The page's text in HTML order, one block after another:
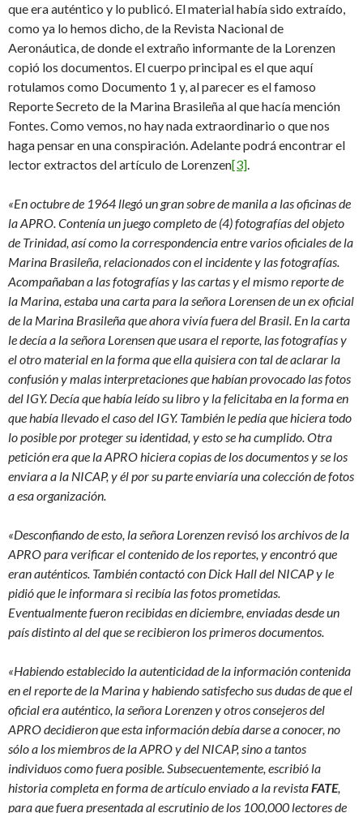
que era auténtico y lo publicó. El material había sido extraído,
como ya lo hemos dicho, de la Revista Nacional de
Aeronáutica, de donde el extraño informante de la Lorenzen
copió los documentos. El cuerpo principal es el que aquí
rotulamos como Documento 1 y, al parecer es el famoso
Reporte Secreto de la Marina Brasileña al que hacía mención
Fontes. Como vemos, no hay nada extraordinario o que nos
haga pensar en una conspiración. Adelante podrá encontrar el
lector extractos del artículo de Lorenzen[3].
«En octubre de 1964 llegó un gran sobre de manila a las oficinas de
la APRO. Contenía un juego completo de (4) fotografías del objeto
de Trinidad, así como la correspondencia entre varios oficiales de la
Marina Brasileña, relacionados con el incidente y las fotografías.
Acompañaban a las fotografías y las cartas y el mismo reporte de
la Marina, estaba una carta para la señora Lorensen de un ex oficial
de la Marina Brasileña que ahora vivía fuera del Brasil. En la carta
le decía a la señora Lorensen que usara el reporte, las fotografías y
el otro material en la forma que ella quisiera con tal de aclarar la
confusión y malas interpretaciones que habían provocado las fotos
del IGY. Decía que había leído su libro y la felicitaba en la forma en
que había llevado el caso del IGY. También le pedía que hiciera todo
lo posible por proteger su identidad, y esto se ha cumplido. Otra
petición era que la APRO hiciera copias de los documentos y se los
enviara a la NICAP, y él por su parte enviaría una colección de fotos
a esa organización.
«Desconfiando de esto, la señora Lorenzen revisó los archivos de la
APRO para verificar el contenido de los reportes, y encontró que
eran auténticos. También contactó con Dick Hall del NICAP y le
pidió que le informara si recibía las fotos prometidas.
Eventualmente fueron recibidas en diciembre, enviadas desde un
país distinto al del que se recibieron los primeros documentos.
«Habiendo establecido la autenticidad de la información contenida
en el reporte de la Marina y habiendo satisfecho sus dudas de que el
oficial era auténtico, la señora Lorenzen y otros consejeros del
APRO decidieron que esta información debía darse a conocer, no
sólo a los miembros de la APRO y del NICAP, sino a tantos
individuos como fuera posible. Subsecuentemente, escribió la
historia completa en forma de artículo enviado a la revistaFATE,
para que fuera presentada al escrutinio de los 100,000 lectores de